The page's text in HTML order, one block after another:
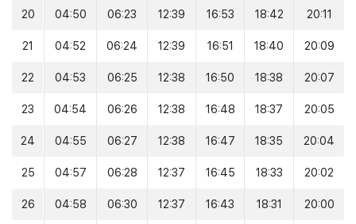
20 04:50 06:23 12:39 16:53 18:42 20:11
21 04:52 06:24 12:39 16:51 18:40 20:09
22 04:53 06:25 12:38 16:50 18:38 20:07
23 04:54 06:26 12:38 16:48 18:37 20:05
24 04:55 06:27 12:38 16:47 18:35 20:04
25 04:57 06:28 12:37 16:45 18:33 20:02
26 04:58 06:30 12:37 16:43 18:31 20:00